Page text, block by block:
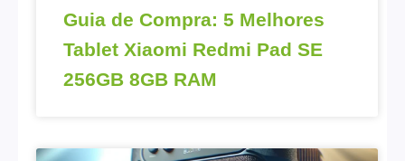
Guia de Compra: 5 Melhores
Tablet Xiaomi Redmi Pad SE
256GB 8GB RAM